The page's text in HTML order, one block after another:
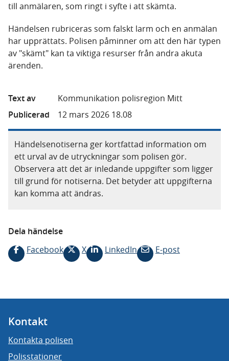
till anmälaren, som ringt i syfte i att skämta.
Händelsen rubriceras som falskt larm och en anmälan
har upprättats. Polisen påminner om att den här typen
av "skämt" kan ta viktiga resurser från andra akuta
ärenden.
Text av
Kommunikation polisregion Mitt
Publicerad
12 mars 2026 18.08
Händelsenotiserna ger kortfattad information om
ett urval av de utryckningar som polisen gör.
Observera att det är inledande uppgifter som ligger
till grund för notiserna. Det betyder att uppgifterna
kan komma att ändras.
Dela händelse
Facebook
X LinkedIn E-post
Kontakt
Kontakta polisen
Polisstationer